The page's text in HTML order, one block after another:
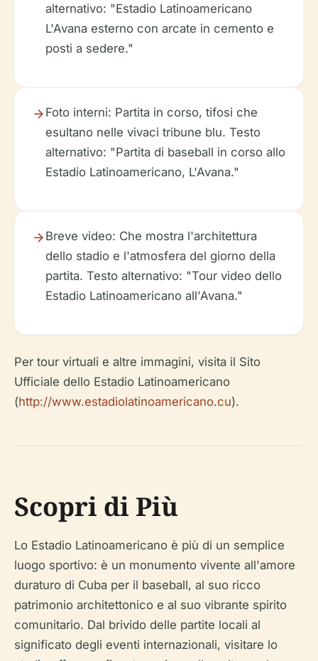
alternativo: "Estadio Latinoamericano
L'Avana esterno con arcate in cemento e
posti a sedere."
Foto interni: Partita in corso, tifosi che
esultano nelle vivaci tribune blu. Testo
alternativo: "Partita di baseball in corso allo
Estadio Latinoamericano, L'Avana."
Breve video: Che mostra l'architettura
dello stadio e l'atmosfera del giorno della
partita. Testo alternativo: "Tour video dello
Estadio Latinoamericano all'Avana."
Per tour virtuali e altre immagini, visita il Sito
Ufficiale dello Estadio Latinoamericano
(http://www.estadiolatinoamericano.cu).
Scopri di Più
Lo Estadio Latinoamericano è più di un semplice
luogo sportivo: è un monumento vivente all'amore
duraturo di Cuba per il baseball, al suo ricco
patrimonio architettonico e al suo vibrante spirito
comunitario. Dal brivido delle partite locali al
significato degli eventi internazionali, visitare lo